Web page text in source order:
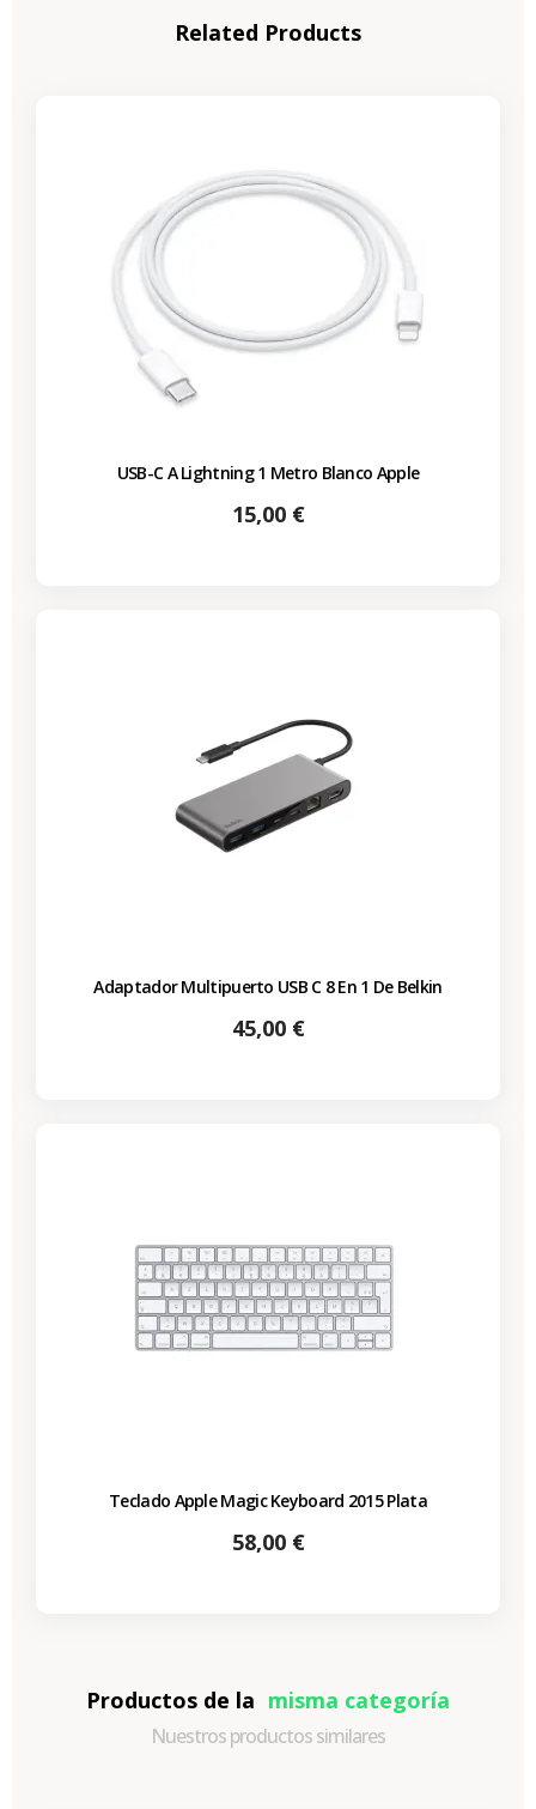
Related Products
USB-C A Lightning 1 Metro Blanco Apple
Precio
15,00 €
Adaptador Multipuerto USB C 8 En 1 De Belkin
Precio
45,00 €
Teclado Apple Magic Keyboard 2015 Plata
Precio
58,00 €
Productos de la misma categoría
Nuestros productos similares